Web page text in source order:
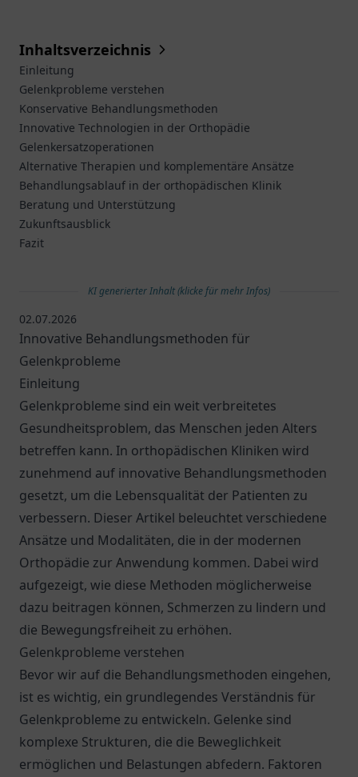
Inhaltsverzeichnis
Einleitung
Gelenkprobleme verstehen
Konservative Behandlungsmethoden
Innovative Technologien in der Orthopädie
Gelenkersatzoperationen
Alternative Therapien und komplementäre Ansätze
Behandlungsablauf in der orthopädischen Klinik
Beratung und Unterstützung
Zukunftsausblick
Fazit
KI generierter Inhalt (klicke für mehr Infos)
02.07.2026
Innovative Behandlungsmethoden für
Gelenkprobleme
Einleitung
Gelenkprobleme sind ein weit verbreitetes
Gesundheitsproblem, das Menschen jeden Alters
betreffen kann. In orthopädischen Kliniken wird
zunehmend auf innovative Behandlungsmethoden
gesetzt, um die Lebensqualität der Patienten zu
verbessern. Dieser Artikel beleuchtet verschiedene
Ansätze und Modalitäten, die in der modernen
Orthopädie zur Anwendung kommen. Dabei wird
aufgezeigt, wie diese Methoden möglicherweise
dazu beitragen können, Schmerzen zu lindern und
die Bewegungsfreiheit zu erhöhen.
Gelenkprobleme verstehen
Bevor wir auf die Behandlungsmethoden eingehen,
ist es wichtig, ein grundlegendes Verständnis für
Gelenkprobleme zu entwickeln. Gelenke sind
komplexe Strukturen, die die Beweglichkeit
ermöglichen und Belastungen abfedern. Faktoren